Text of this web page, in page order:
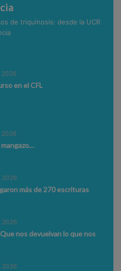
de triquinosis: desde la UCR
2026
en el CFL
2026
2026
más de 270 escrituras
2026
nos devuelvan lo que nos
2026